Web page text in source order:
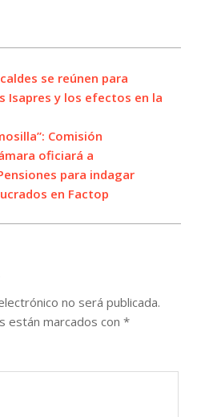
se reúnen para
Isapres y los efectos en la
Comisión
oficiará a
para indagar
en Factop
no será publicada.
están marcados con *